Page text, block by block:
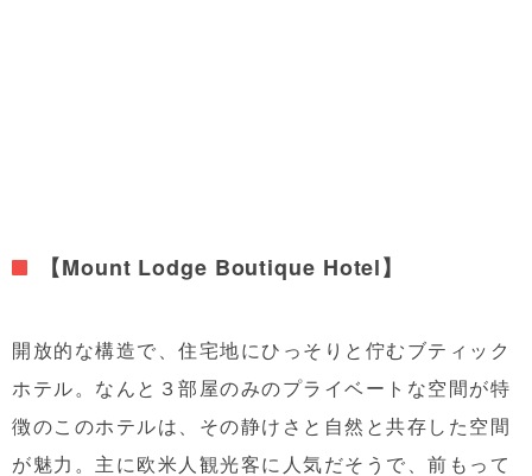
【Mount Lodge Boutique Hotel】
開放的な構造で、住宅地にひっそりと佇むブティック
ホテル。なんと３部屋のみのプライベートな空間が特
徴のこのホテルは、その静けさと自然と共存した空間
が魅力。主に欧米人観光客に人気だそうで、前もって